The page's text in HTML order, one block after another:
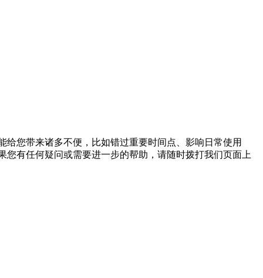
您带来诸多不便，比如错过重要时间点、影响日常使用
有任何疑问或需要进一步的帮助，请随时拨打我们页面上